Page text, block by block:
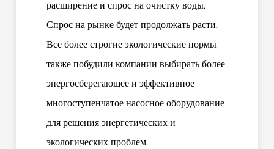
расширение и спрос на очистку воды.
Спрос на рынке будет продолжать расти.
Все более строгие экологические нормы
также побудили компании выбирать более
энергосберегающее и эффективное
многоступенчатое насосное оборудование
для решения энергетических и
экологических проблем.